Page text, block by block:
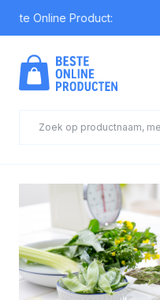
Online Product: